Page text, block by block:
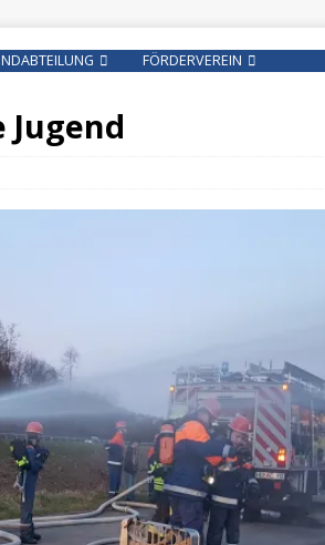
FÖRDERVEREIN